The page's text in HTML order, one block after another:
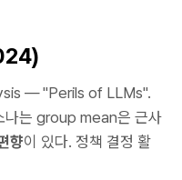
— "Perils of LLMs".
나는 group mean은 근사
향이 있다. 정책 결정 활